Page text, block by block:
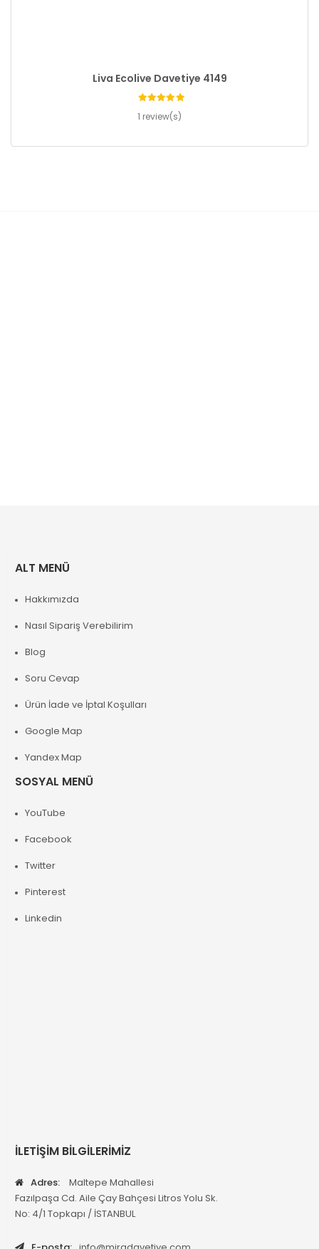
Liva Ecolive Davetiye 4149
1 review(s)
ALT MENÜ
Hakkımızda
Nasıl Sipariş Verebilirim
Blog
Soru Cevap
Ürün İade ve İptal Koşulları
Google Map
Yandex Map
SOSYAL MENÜ
YouTube
Facebook
Twitter
Pinterest
Linkedin
İLETİŞİM BİLGİLERİMİZ
Adres:
Maltepe Mahallesi
Fazılpaşa Cd. Aile Çay Bahçesi Litros Yolu Sk.
No: 4/1 Topkapı / İSTANBUL